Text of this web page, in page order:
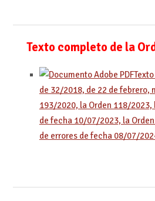
Texto completo de la
de 32/2018, de 22 de febrero,
193/2020, la Orden 118/
de fecha 10/07/2023, la
de errores de fecha 08/07/